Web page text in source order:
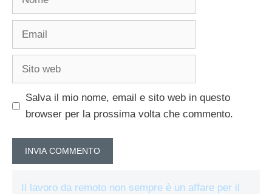
Email
Sito
Salva il mio nome, email e sito web in questo
browser per la prossima volta che commento.
Il lavoro da remoto non sempre è un affare per il